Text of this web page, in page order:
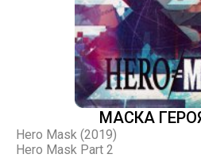
МАСКА
Hero Mask (2019)
Hero Mask Part 2